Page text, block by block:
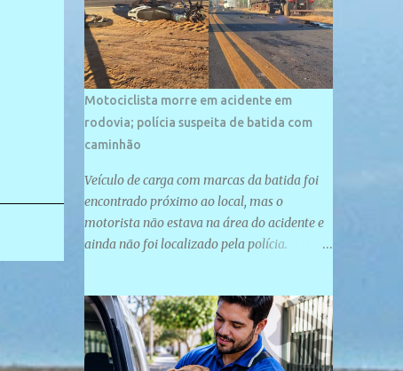
grandiosos como hotéis, pousadas e
residências de veraneio de grande porte. O
maior empreendimento fixado nessa área é
o SESC Praia, inaugurado em 12 de julho de
1996. Com arquitetura moderna,...
Motociclista morre em acidente em
rodovia; polícia suspeita de batida com
caminhão
Veículo de carga com marcas da batida foi
encontrado próximo ao local, mas o
motorista não estava na área do acidente e
ainda não foi localizado pela polícia.
Divulgação/PMPI João Pedro de Sousa
Santos morreu na manhã desta sexta-feira
(31) em um acidente na PI-247, na zona